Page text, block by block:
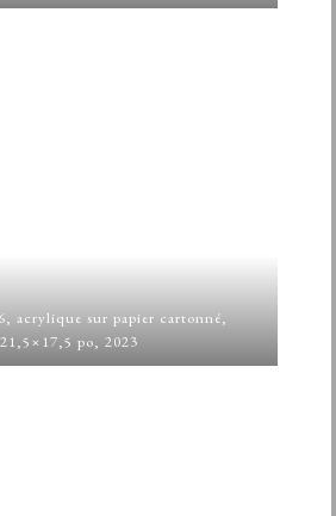
acrylique sur papier cartonné,
21,5×17,5 po, 2023